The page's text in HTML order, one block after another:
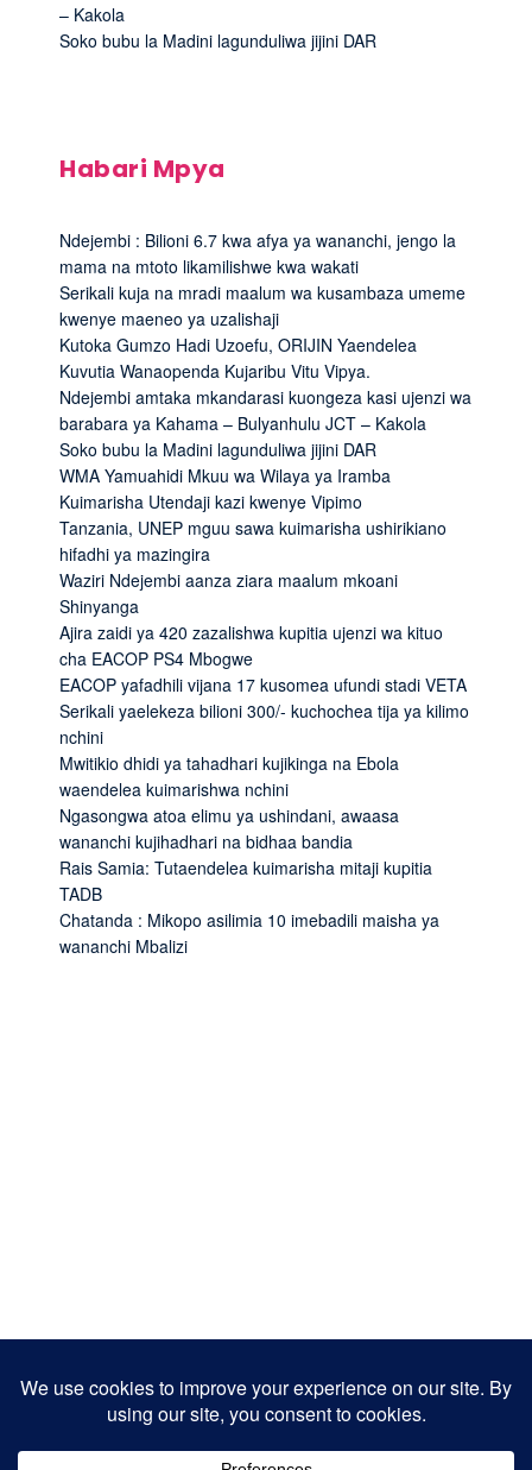
– Kakola
Soko bubu la Madini lagunduliwa jijini DAR
Habari Mpya
Ndejembi : Bilioni 6.7 kwa afya ya wananchi, jengo la
mama na mtoto likamilishwe kwa wakati
Serikali kuja na mradi maalum wa kusambaza umeme
kwenye maeneo ya uzalishaji
Kutoka Gumzo Hadi Uzoefu, ORIJIN Yaendelea
Kuvutia Wanaopenda Kujaribu Vitu Vipya.
Ndejembi amtaka mkandarasi kuongeza kasi ujenzi wa
barabara ya Kahama – Bulyanhulu JCT – Kakola
Soko bubu la Madini lagunduliwa jijini DAR
WMA Yamuahidi Mkuu wa Wilaya ya Iramba
Kuimarisha Utendaji kazi kwenye Vipimo
Tanzania, UNEP mguu sawa kuimarisha ushirikiano
hifadhi ya mazingira
Waziri Ndejembi aanza ziara maalum mkoani
Shinyanga
Ajira zaidi ya 420 zazalishwa kupitia ujenzi wa kituo
cha EACOP PS4 Mbogwe
EACOP yafadhili vijana 17 kusomea ufundi stadi VETA
Serikali yaelekeza bilioni 300/- kuchochea tija ya kilimo
nchini
Mwitikio dhidi ya tahadhari kujikinga na Ebola
waendelea kuimarishwa nchini
Ngasongwa atoa elimu ya ushindani, awaasa
wananchi kujihadhari na bidhaa bandia
Rais Samia: Tutaendelea kuimarisha mitaji kupitia
TADB
Chatanda : Mikopo asilimia 10 imebadili maisha ya
wananchi Mbalizi